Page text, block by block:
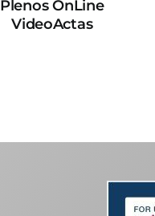
Plenos OnLine
VideoActas